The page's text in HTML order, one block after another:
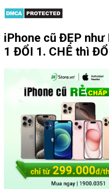
iPhone cũ ĐẸP
1 ĐỔI 1. CHÊ thì